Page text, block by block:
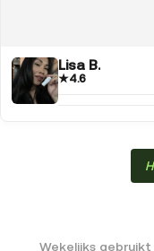
Lisa B.
★4.6
Wekelijks